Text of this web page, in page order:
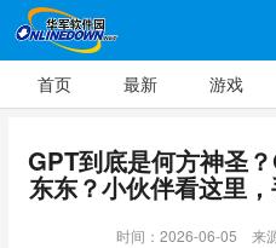
首页 最新 游戏
GPT到底是何方神圣
东东？小伙伴看这里
时间：2026-06-05 来